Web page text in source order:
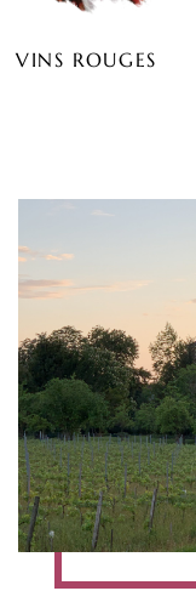
VINS ROUGES